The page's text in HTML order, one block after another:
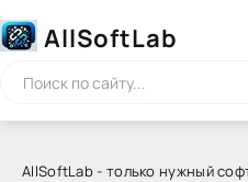
AllSoftLab
AllSoftLab - только нужный